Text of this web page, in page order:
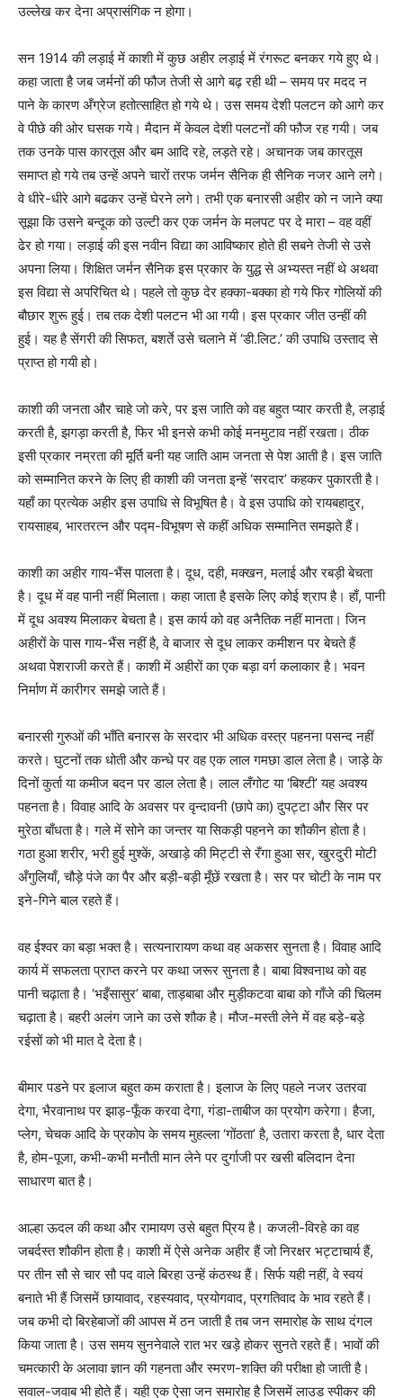
उल्लेख कर देना अप्रासंगिक न होगा।
सन 1914 की लड़ाई में काशी में कुछ अहीर लड़ाई में रंगरूट बनकर गये हुए थे।
कहा जाता है जब जर्मनों की फौज तेजी से आगे बढ़ रही थी – समय पर मदद न
पाने के कारण अँग्रेज हतोत्साहित हो गये थे। उस समय देशी पलटन को आगे कर
वे पीछे की ओर घसक गये। मैदान में केवल देशी पलटनों की फौज रह गयी। जब
तक उनके पास कारतूस और बम आदि रहे, लड़ते रहे। अचानक जब कारतूस
समाप्त हो गये तब उन्हें अपने चारों तरफ जर्मन सैनिक ही सैनिक नजर आने लगे।
वे धीरे-धीरे आगे बढकर उन्हें घेरने लगे। तभी एक बनारसी अहीर को न जाने क्या
सूझा कि उसने बन्दूक को उल्टी कर एक जर्मन के मलपट पर दे मारा – वह वहीं
ढेर हो गया। लड़ाई की इस नवीन विद्या का आविष्कार होते ही सबने तेजी से उसे
अपना लिया। शिक्षित जर्मन सैनिक इस प्रकार के युद्ध से अभ्यस्त नहीं थे अथवा
इस विद्या से अपरिचित थे। पहले तो कुछ देर हक्का-बक्का हो गये फिर गोलियों की
बौछार शुरू हुई। तब तक देशी पलटन भी आ गयी। इस प्रकार जीत उन्हीं की
हुई। यह है सेंगरी की सिफत, बशर्ते उसे चलाने में ‘डी.लिट.’ की उपाधि उस्ताद से
प्राप्त हो गयी हो।
काशी की जनता और चाहे जो करे, पर इस जाति को वह बहुत प्यार करती है, लड़ाई
करती है, झगड़ा करती है, फिर भी इनसे कभी कोई मनमुटाव नहीं रखता। ठीक
इसी प्रकार नम्रता की मूर्ति बनी यह जाति आम जनता से पेश आती है। इस जाति
को सम्मानित करने के लिए ही काशी की जनता इन्हें ‘सरदार’ कहकर पुकारती है।
यहाँ का प्रत्येक अहीर इस उपाधि से विभूषित है। वे इस उपाधि को रायबहादुर,
रायसाहब, भारतरत्न और पद्म-विभूषण से कहीं अधिक सम्मानित समझते हैं।
काशी का अहीर गाय-भैंस पालता है। दूध, दही, मक्खन, मलाई और रबड़ी बेचता
है। दूध में वह पानी नहीं मिलाता। कहा जाता है इसके लिए कोई श्राप है। हाँ, पानी
में दूध अवश्य मिलाकर बेचता है। इस कार्य को वह अनैतिक नहीं मानता। जिन
अहीरों के पास गाय-भैंस नहीं है, वे बाजार से दूध लाकर कमीशन पर बेचते हैं
अथवा पेशराजी करते हैं। काशी में अहीरों का एक बड़ा वर्ग कलाकार है। भवन
निर्माण में कारीगर समझे जाते हैं।
बनारसी गुरुओं की भाँति बनारस के सरदार भी अधिक वस्त्र पहनना पसन्द नहीं
करते। घुटनों तक धोती और कन्धे पर वह एक लाल गमछा डाल लेता है। जाड़े के
दिनों कुर्ता या कमीज बदन पर डाल लेता है। लाल लँगोट या ‘बिश्टी’ यह अवश्य
पहनता है। विवाह आदि के अवसर पर वृन्दावनी (छापे का) दुपट्टा और सिर पर
मुरेठा बाँधता है। गले में सोने का जन्तर या सिकड़ी पहनने का शौकीन होता है।
गठा हुआ शरीर, भरी हुई मुश्कें, अखाड़े की मिट्टी से रँगा हुआ सर, खुरदुरी मोटी
अँगुलियाँ, चौड़े पंजे का पैर और बड़ी-बड़ी मूँछें रखता है। सर पर चोटी के नाम पर
इने-गिने बाल रहते हैं।
वह ईश्वर का बड़ा भक्त है। सत्यनारायण कथा वह अकसर सुनता है। विवाह आदि
कार्य में सफलता प्राप्त करने पर कथा जरूर सुनता है। बाबा विश्वनाथ को वह
पानी चढ़ाता है। ‘भइँसासुर’ बाबा, ताड़बाबा और मुड़ीकटवा बाबा को गाँजे की चिलम
चढ़ाता है। बहरी अलंग जाने का उसे शौक है। मौज-मस्ती लेने में वह बड़े-बड़े
रईसों को भी मात दे देता है।
बीमार पडने पर इलाज बहुत कम कराता है। इलाज के लिए पहले नजर उतरवा
देगा, भैरवानाथ पर झाड़-फूँक करवा देगा, गंडा-ताबीज का प्रयोग करेगा। हैजा,
प्लेग, चेचक आदि के प्रकोप के समय मुहल्ला ‘गोंठता’ है, उतारा करता है, धार देता
है, होम-पूजा, कभी-कभी मनौती मान लेने पर दुर्गाजी पर खसी बलिदान देना
साधारण बात है।
आल्हा ऊदल की कथा और रामायण उसे बहुत प्रिय है। कजली-विरहे का वह
जबर्दस्त शौकीन होता है। काशी में ऐसे अनेक अहीर हैं जो निरक्षर भट्टाचार्य हैं,
पर तीन सौ से चार सौ पद वाले बिरहा उन्हें कंठस्थ हैं। सिर्फ यही नहीं, वे स्वयं
बनाते भी हैं जिसमें छायावाद, रहस्यवाद, प्रयोगवाद, प्रगतिवाद के भाव रहते हैं।
जब कभी दो बिरहेबाजों की आपस में ठन जाती है तब जन समारोह के साथ दंगल
किया जाता है। उस समय सुननेवाले रात भर खड़े होकर सुनते रहते हैं। भावों की
चमत्कारी के अलावा ज्ञान की गहनता और स्मरण-शक्ति की परीक्षा हो जाती है।
सवाल-जवाब भी होते हैं। यही एक ऐसा जन समारोह है जिसमें लाउड स्पीकर की